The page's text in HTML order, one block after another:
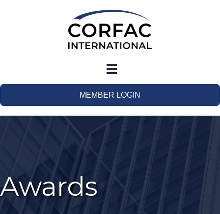
MEMBER LOGIN
Awards